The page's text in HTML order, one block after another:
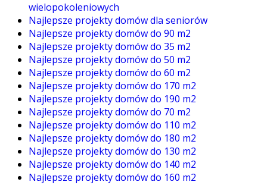
wielopokoleniowych
Najlepsze projekty domów dla seniorów
Najlepsze projekty domów do 90 m2
Najlepsze projekty domów do 35 m2
Najlepsze projekty domów do 50 m2
Najlepsze projekty domów do 60 m2
Najlepsze projekty domów do 170 m2
Najlepsze projekty domów do 190 m2
Najlepsze projekty domów do 70 m2
Najlepsze projekty domów do 110 m2
Najlepsze projekty domów do 180 m2
Najlepsze projekty domów do 130 m2
Najlepsze projekty domów do 140 m2
Najlepsze projekty domów do 160 m2